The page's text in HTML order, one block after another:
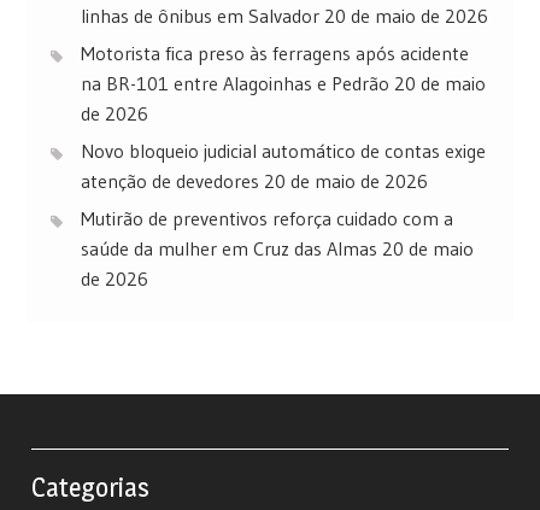
linhas de ônibus em Salvador 20 de maio de 2026
Motorista fica preso às ferragens após acidente
na BR-101 entre Alagoinhas e Pedrão 20 de maio
de 2026
Novo bloqueio judicial automático de contas exige
atenção de devedores 20 de maio de 2026
Mutirão de preventivos reforça cuidado com a
saúde da mulher em Cruz das Almas 20 de maio
de 2026
Categorias